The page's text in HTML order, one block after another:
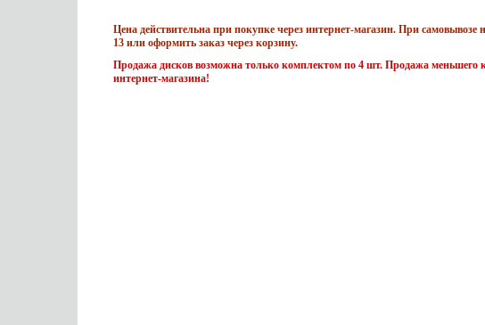
Цена действительна при покупке через интернет-магазин. При самовывозе
13 или оформить заказ через корзину.
Продажа дисков возможна только комплектом по 4 шт. Продажа меньшего
интернет-магазина!